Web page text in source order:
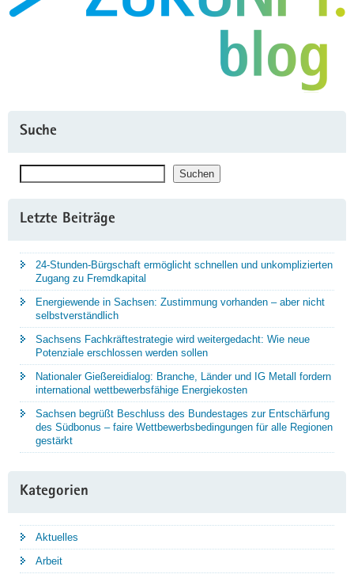
Suche
Suchen
Letzte Beiträge
24-Stunden-Bürgschaft ermöglicht schnellen und unkomplizierten
Zugang zu Fremdkapital
Energiewende in Sachsen: Zustimmung vorhanden – aber nicht
selbstverständlich
Sachsens Fachkräftestrategie wird weitergedacht: Wie neue
Potenziale erschlossen werden sollen
Nationaler Gießereidialog: Branche, Länder und IG Metall fordern
international wettbewerbsfähige Energiekosten
Sachsen begrüßt Beschluss des Bundestages zur Entschärfung
des Südbonus – faire Wettbewerbsbedingungen für alle Regionen
gestärkt
Kategorien
Aktuelles
Arbeit